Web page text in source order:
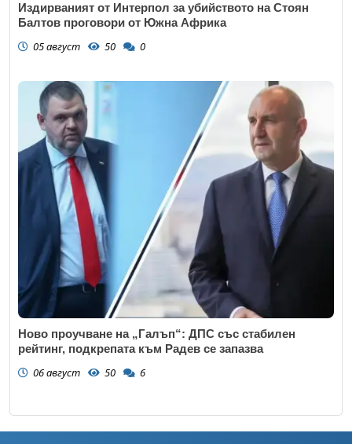
Издирваният от Интерпол за убийството на Стоян
Балтов проговори от Южна Африка
05 август 50 0
Ново проучване на „Галъп“: ДПС със стабилен
рейтинг, подкрепата към Радев се запазва
06 август 50 6